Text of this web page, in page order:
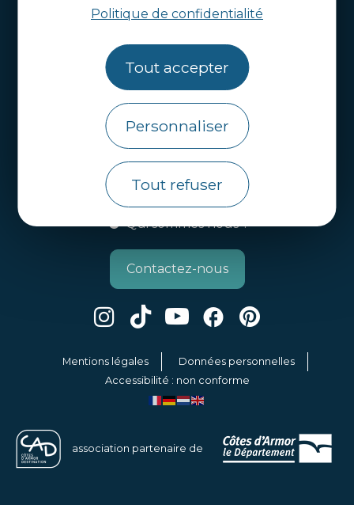
Politique de confidentialité
Tout accepter
Personnaliser
Tout refuser
Handi-tourisme
Brochures
Infos pratiques
Côtes d’Armor Destination
Agence de Développement Touristique et
d’Attractivité des Côtes d’Armor.
Qui sommes nous ?
Contactez-nous
Mentions légales
Données personnelles
Accessibilité : non conforme
association partenaire de